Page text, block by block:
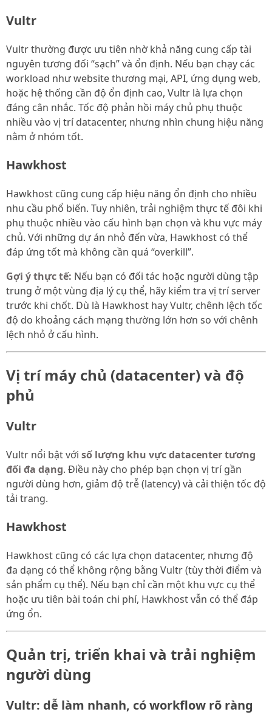
Vultr
Vultr thường được ưu tiên nhờ khả năng cung cấp tài
nguyên tương đối “sạch” và ổn định. Nếu bạn chạy các
workload như website thương mại, API, ứng dụng web,
hoặc hệ thống cần độ ổn định cao, Vultr là lựa chọn
đáng cân nhắc. Tốc độ phản hồi máy chủ phụ thuộc
nhiều vào vị trí datacenter, nhưng nhìn chung hiệu năng
nằm ở nhóm tốt.
Hawkhost
Hawkhost cũng cung cấp hiệu năng ổn định cho nhiều
nhu cầu phổ biến. Tuy nhiên, trải nghiệm thực tế đôi khi
phụ thuộc nhiều vào cấu hình bạn chọn và khu vực máy
chủ. Với những dự án nhỏ đến vừa, Hawkhost có thể
đáp ứng tốt mà không cần quá “overkill”.
Gợi ý thực tế: Nếu bạn có đối tác hoặc người dùng tập
trung ở một vùng địa lý cụ thể, hãy kiểm tra vị trí server
trước khi chốt. Dù là Hawkhost hay Vultr, chênh lệch tốc
độ do khoảng cách mạng thường lớn hơn so với chênh
lệch nhỏ ở cấu hình.
Vị trí máy chủ (datacenter) và độ
phủ
Vultr
Vultr nổi bật với số lượng khu vực datacenter tương
đối đa dạng. Điều này cho phép bạn chọn vị trí gần
người dùng hơn, giảm độ trễ (latency) và cải thiện tốc độ
tải trang.
Hawkhost
Hawkhost cũng có các lựa chọn datacenter, nhưng độ
đa dạng có thể không rộng bằng Vultr (tùy thời điểm và
sản phẩm cụ thể). Nếu bạn chỉ cần một khu vực cụ thể
hoặc ưu tiên bài toán chi phí, Hawkhost vẫn có thể đáp
ứng ổn.
Quản trị, triển khai và trải nghiệm
người dùng
Vultr: dễ làm nhanh, có workflow rõ ràng